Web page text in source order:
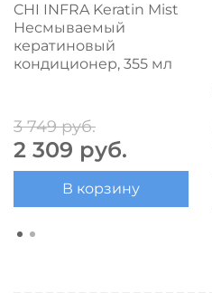
CHI INFRA Keratin Mist
Несмываемый
кератиновый
кондиционер, 355 мл
3 749 руб.
2 309 руб.
В корзину